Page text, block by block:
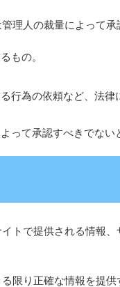
理人の裁量によって承
もの。
行為の依頼など、法
って承認すべきでない
トで提供される情報
限り正確な情報を提